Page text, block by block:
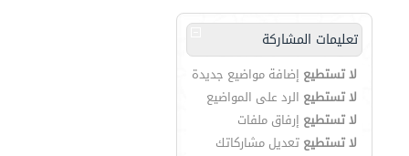
تعليمات المشاركة
لا تستطيع إضافة مواضيع جديدة
لا تستطيع الرد على المواضيع
لا تستطيع إرفاق ملفات
لا تستطيع تعديل مشاركاتك